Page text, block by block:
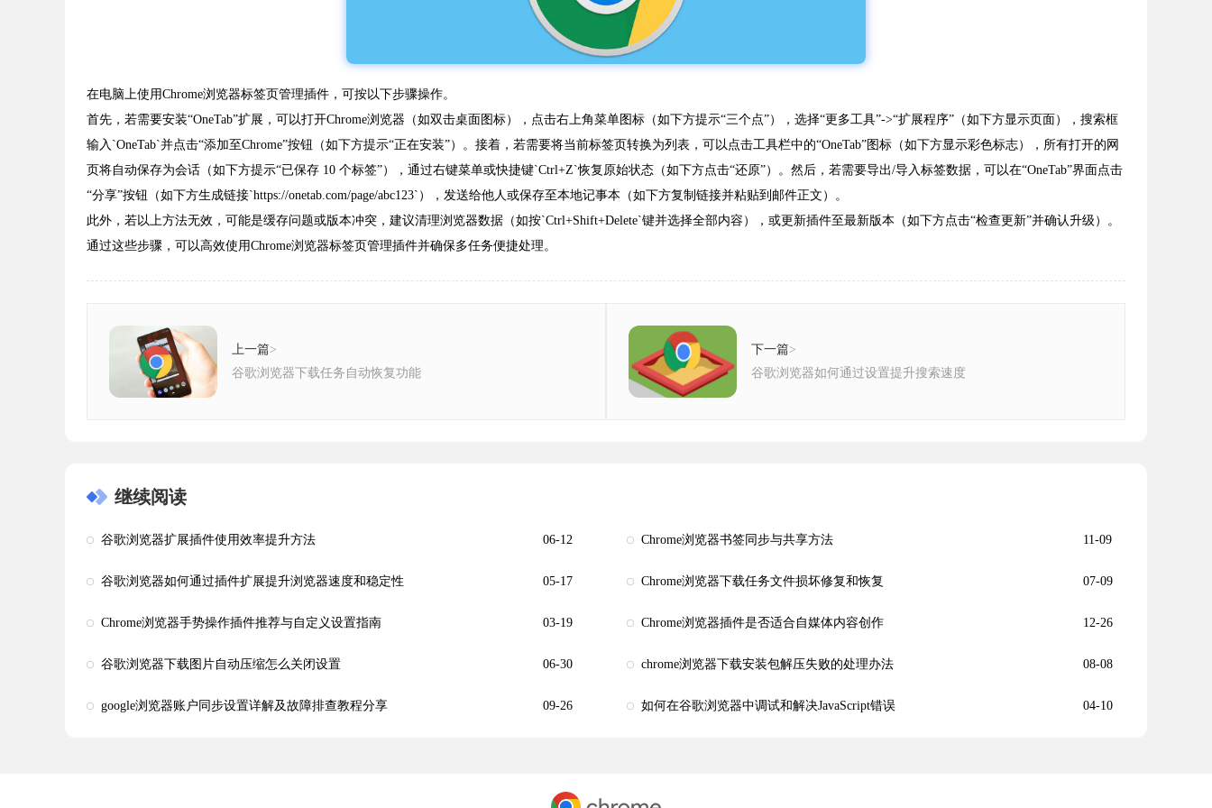
在电脑上使用Chrome浏览器标签页管理插件，可按以下步骤操作。
首先，若需要安装“OneTab”扩展，可以打开Chrome浏览器（如双击桌面图标），点击右上角菜单图标（如下方提示“三个点”），选择“更多工具”->“扩展程序”（如下方显示页面），搜索框
输入`OneTab`并点击“添加至Chrome”按钮（如下方提示“正在安装”）。接着，若需要将当前标签页转换为列表，可以点击工具栏中的“OneTab”图标（如下方显示彩色标志），所有打开的网
页将自动保存为会话（如下方提示“已保存 10 个标签”），通过右键菜单或快捷键`Ctrl+Z`恢复原始状态（如下方点击“还原”）。然后，若需要导出/导入标签数据，可以在“OneTab”界面点击
“分享”按钮（如下方生成链接`https://onetab.com/page/abc123`），发送给他人或保存至本地记事本（如下方复制链接并粘贴到邮件正文）。
此外，若以上方法无效，可能是缓存问题或版本冲突，建议清理浏览器数据（如按`Ctrl+Shift+Delete`键并选择全部内容），或更新插件至最新版本（如下方点击“检查更新”并确认升级）。
通过这些步骤，可以高效使用Chrome浏览器标签页管理插件并确保多任务便捷处理。
上一篇>
谷歌浏览器下载任务自动恢复功能
下一篇>
谷歌浏览器如何通过设置提升搜索速度
继续阅读
谷歌浏览器扩展插件使用效率提升方法 06-12 Chrome浏览器书签同步与共享方法 11-09
谷歌浏览器如何通过插件扩展提升浏览器速度和稳定性 05-17 Chrome浏览器下载任务文件损坏修复和恢复 07-09
Chrome浏览器手势操作插件推荐与自定义设置指南 03-19 Chrome浏览器插件是否适合自媒体内容创作 12-26
谷歌浏览器下载图片自动压缩怎么关闭设置 06-30 chrome浏览器下载安装包解压失败的处理办法 08-08
google浏览器账户同步设置详解及故障排查教程分享 09-26 如何在谷歌浏览器中调试和解决JavaScript错误 04-10